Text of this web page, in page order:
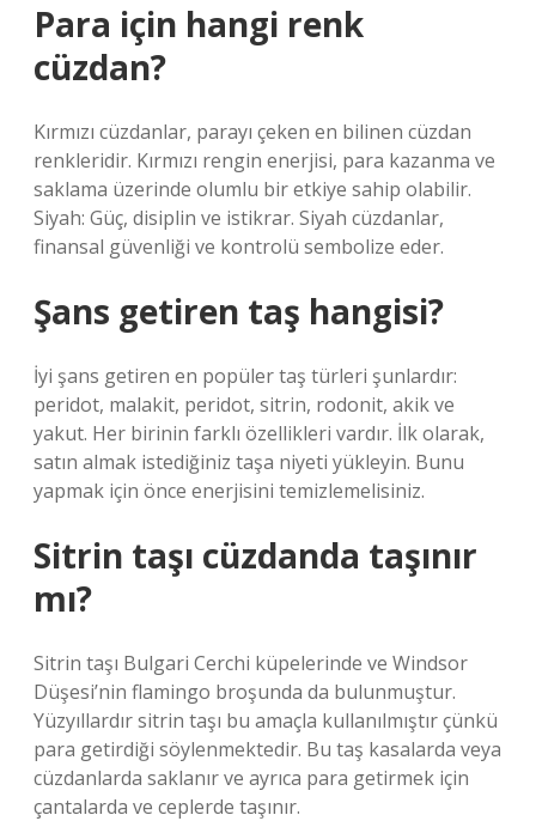
Para için hangi renk
cüzdan?
Kırmızı cüzdanlar, parayı çeken en bilinen cüzdan
renkleridir. Kırmızı rengin enerjisi, para kazanma ve
saklama üzerinde olumlu bir etkiye sahip olabilir.
Siyah: Güç, disiplin ve istikrar. Siyah cüzdanlar,
finansal güvenliği ve kontrolü sembolize eder.
Şans getiren taş hangisi?
İyi şans getiren en popüler taş türleri şunlardır:
peridot, malakit, peridot, sitrin, rodonit, akik ve
yakut. Her birinin farklı özellikleri vardır. İlk olarak,
satın almak istediğiniz taşa niyeti yükleyin. Bunu
yapmak için önce enerjisini temizlemelisiniz.
Sitrin taşı cüzdanda taşınır
mı?
Sitrin taşı Bulgari Cerchi küpelerinde ve Windsor
Düşesi’nin flamingo broşunda da bulunmuştur.
Yüzyıllardır sitrin taşı bu amaçla kullanılmıştır çünkü
para getirdiği söylenmektedir. Bu taş kasalarda veya
cüzdanlarda saklanır ve ayrıca para getirmek için
çantalarda ve ceplerde taşınır.